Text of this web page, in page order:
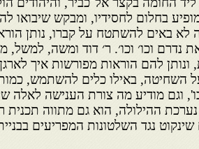
בחלום לחסידיו, ומבקש שיבואו
לא באים להשתטח על קברו, נותן
נדרם וכו׳ וכו׳. ר׳ דוד ומשה, למשל,
להם הוראות מפורשות איך
השחיטה, באילו כלים להשתמש,
וגם מודיע מה צורת הענישה לאלה
ההילולה, הוא גם מתווה תכנית
נגד השלטונות המפריעים